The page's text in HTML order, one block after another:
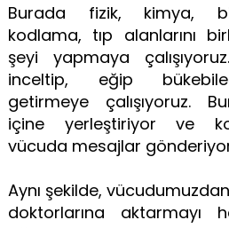
Burada fizik, kimya,
kodlama, tıp alanlarını
şeyi yapmaya
inceltip, eğip
getirmeye çalışıyoruz.
içine yerleştiriyor ve
vücuda mesajlar
Aynı şekilde, vücudumuzdan
doktorlarına aktarmayı